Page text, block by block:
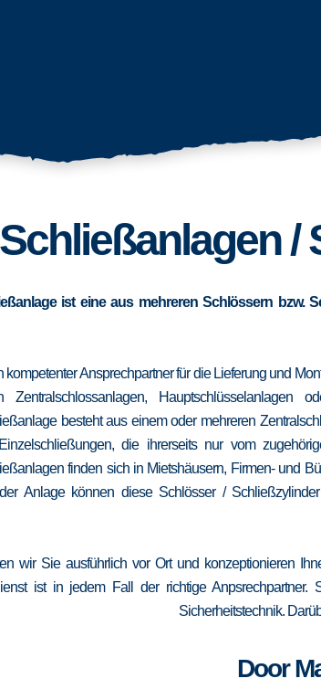
Schließanlagen /
ist eine aus mehreren Schlössern bzw.
kompetenter Ansprechpartner für die Lieferung und
Zentralschlossanlagen,
besteht aus einem oder mehreren
die ihrerseits nur vom
finden sich in Mietshäusern, Firmen- und
Anlage können diese Schlösser /
wir Sie ausführlich vor Ort und konzeptionieren
ist in jedem Fall der richtige
Sicherheitstechnik.
Door